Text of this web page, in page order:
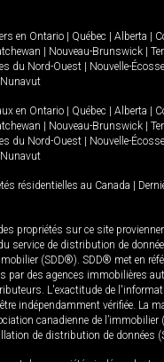
en Ontario Québec Alberta
Nouveau-Brunswick
du Nord-Ouest Nouvelle-Écosse
Nunavut
en Ontario Québec Alberta
Nouveau-Brunswick
du Nord-Ouest Nouvelle-Écosse
Nunavut
résidentielles au Canada
propriétés sur ce site
service de distribution de
(SDD®). SDD® met en
par des agences immobilières
L'exactitude de
indépendamment vérifiée. La
canadienne de l’immobilier
de distribution de données